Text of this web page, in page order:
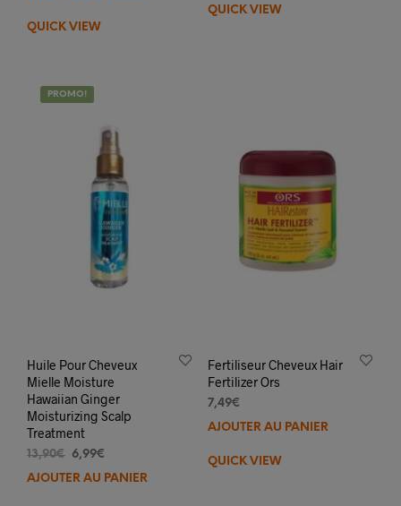
QUICK VIEW
QUICK VIEW
PROMO!
Huile Pour Cheveux
Mielle Moisture
Hawaiian Ginger
Moisturizing Scalp
Treatment
13,90€
Le
6,99€
AJOUTER AU PANIER
Fertiliseur Cheveux Hair
Fertilizer Ors
7,49€
AJOUTER AU PANIER
QUICK VIEW